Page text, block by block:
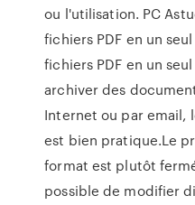
ou l'utilisation. PC
fichiers PDF en un
fichiers PDF en un
archiver des
Internet ou par email,
est bien pratique.Le
format est plutôt
possible de modifier